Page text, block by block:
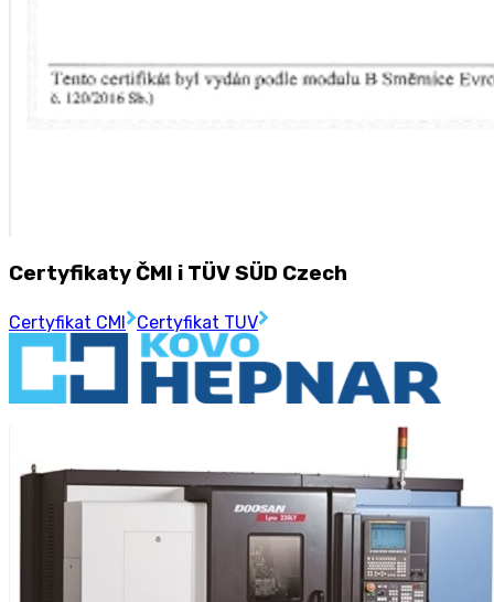
Certyfikaty ČMI i TÜV SÜD Czech
Certyfikat CMI Certyfikat TUV